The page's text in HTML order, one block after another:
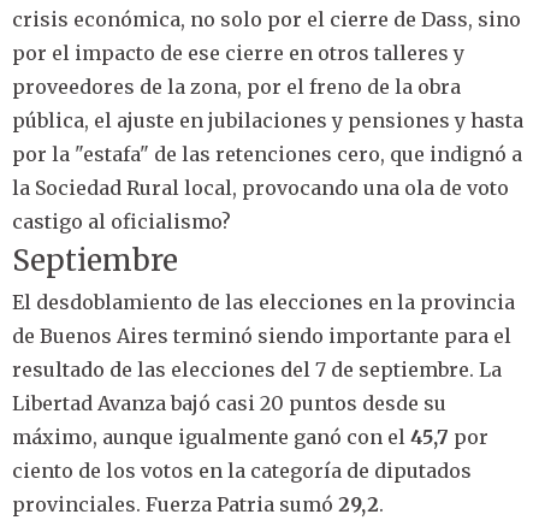
crisis económica, no solo por el cierre de Dass, sino
por el impacto de ese cierre en otros talleres y
proveedores de la zona, por el freno de la obra
pública, el ajuste en jubilaciones y pensiones y hasta
por la "estafa" de las retenciones cero, que indignó a
la Sociedad Rural local, provocando una ola de voto
castigo al oficialismo?
Septiembre
El desdoblamiento de las elecciones en la provincia
de Buenos Aires terminó siendo importante para el
resultado de las elecciones del 7 de septiembre. La
Libertad Avanza bajó casi 20 puntos desde su
máximo, aunque igualmente ganó con el 45,7 por
ciento de los votos en la categoría de diputados
provinciales. Fuerza Patria sumó 29,2.